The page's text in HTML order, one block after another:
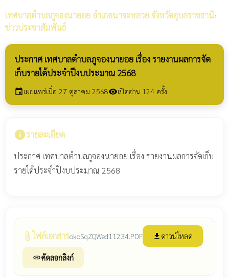
เทศบาลตำบลภูจองนายอย อำเภอนาจะหลวย จังหวัดอุบลราชธานี›
ข่าวประชาสัมพันธ์
ประกาศ เทศบาลตำบลภูจองนายอย เรื่อง รายงานผลการจัด
เก็บรายได้ประจำปีงบประมาณ 2568
eventเผยแพร่เมื่อ 27 ตุลาคม 2568visibilityเปิดอ่าน 124 ครั้ง
infoรายละเอียด
ประกาศ เทศบาลตำบลภูจองนายอย เรื่อง รายงานผลการจัดเก็บ
รายได้ประจำปีงบประมาณ 2568
attach_file ไฟล์เอกสารokoSqZQWed11234.PDF file_download ดาวน์โหลด
linkคัดลอกลิงก์